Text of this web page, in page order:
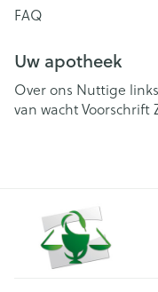
FAQ
Uw apotheek
Over ons Nuttige links
van wachtVoorschrift